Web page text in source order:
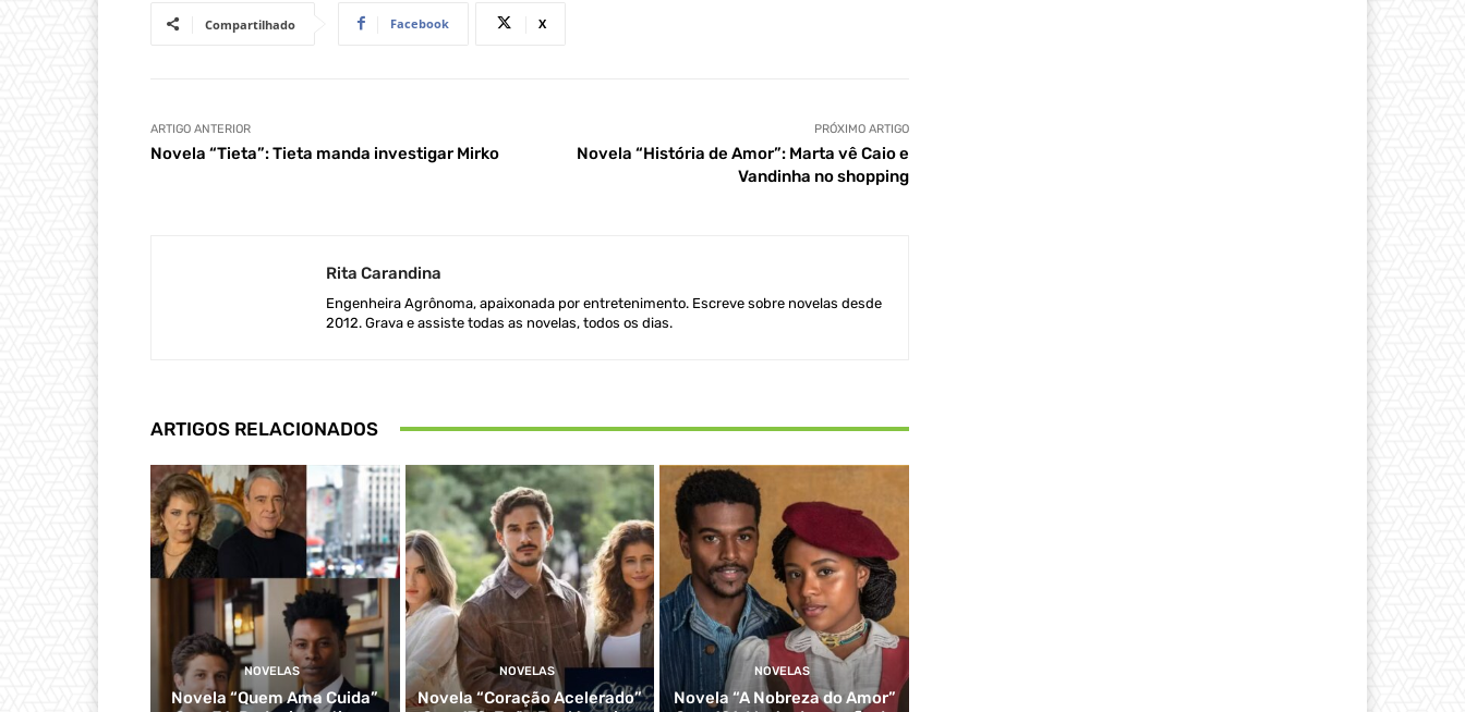
Compartilhado Facebook X
ARTIGO ANTERIOR
Novela “Tieta”: Tieta manda investigar Mirko
PRÓXIMO ARTIGO
Novela “História de Amor”: Marta vê Caio e
Vandinha no shopping
Rita Carandina
Engenheira Agrônoma, apaixonada por entretenimento. Escreve sobre novelas desde
2012. Grava e assiste todas as novelas, todos os dias.
ARTIGOS RELACIONADOS
NOVELAS
Novela “Quem Ama Cuida”
NOVELAS
Novela “Coração Acelerado”
NOVELAS
Novela “A Nobreza do Amor”